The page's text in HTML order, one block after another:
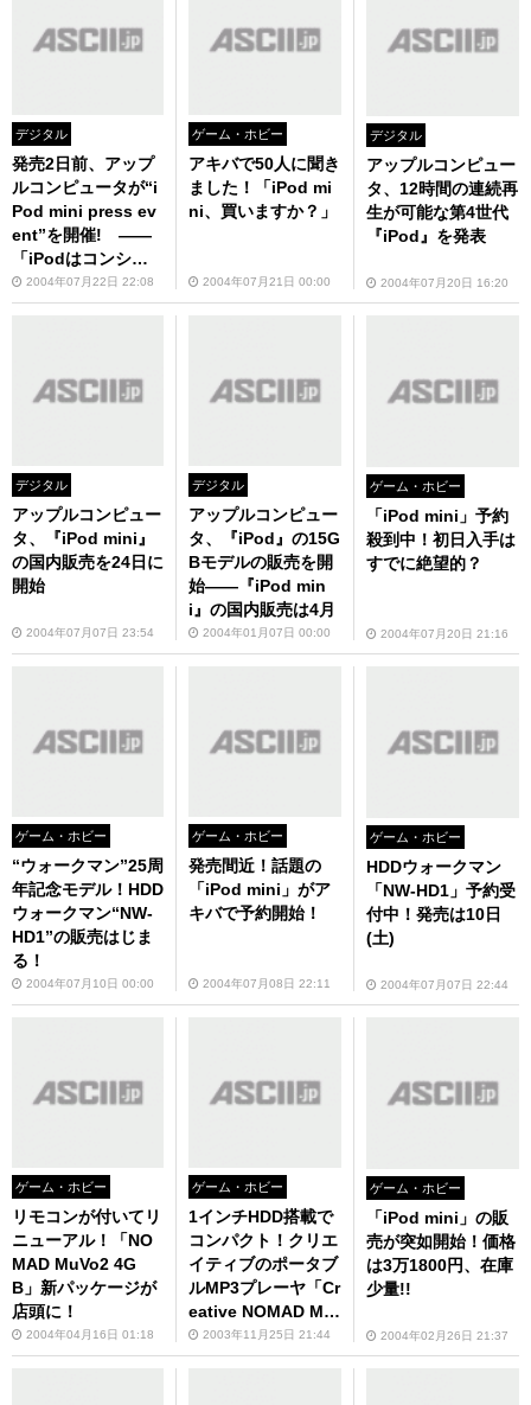
デジタル
発売2日前、アップ
ルコンピュータが“i
Pod mini press ev
ent”を開催! ――
「iPodはコンシュ
ーマーカルチャーを
形成した」
2004年07月22日 22:08
ゲーム・ホビー
アキバで50人に聞き
ました！「iPod mi
ni、買いますか？」
2004年07月21日 00:00
デジタル
アップルコンピュー
タ、12時間の連続再
生が可能な第4世代
『iPod』を発表
2004年07月20日 16:20
デジタル
アップルコンピュー
タ、『iPod mini』
の国内販売を24日に
開始
2004年07月07日 23:54
デジタル
アップルコンピュー
タ、『iPod』の15G
Bモデルの販売を開
始――『iPod min
i』の国内販売は4月
2004年01月07日 00:00
ゲーム・ホビー
「iPod mini」予約
殺到中！初日入手は
すでに絶望的？
2004年07月20日 21:16
ゲーム・ホビー
“ウォークマン”25周
年記念モデル！HDD
ウォークマン“NW-
HD1”の販売はじま
る！
2004年07月10日 00:00
ゲーム・ホビー
発売間近！話題の
「iPod mini」がア
キバで予約開始！
2004年07月08日 22:11
ゲーム・ホビー
HDDウォークマン
「NW-HD1」予約受
付中！発売は10日
(土)
2004年07月07日 22:44
ゲーム・ホビー
リモコンが付いてリ
ニューアル！「NO
MAD MuVo2 4G
B」新パッケージが
店頭に！
2004年04月16日 01:18
ゲーム・ホビー
1インチHDD搭載で
コンパクト！クリエ
イティブのポータブ
ルMP3プレーヤ「Cr
eative NOMAD Mu
Vo2」が発売
2003年11月25日 21:44
ゲーム・ホビー
「iPod mini」の販
売が突如開始！価格
は3万1800円、在庫
少量!!
2004年02月26日 21:37